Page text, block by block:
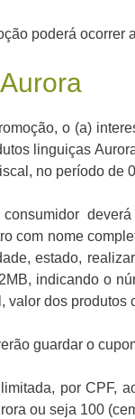
poderá ocorrer
o (a)
linguiças
no período de
com nome
estado,
indicando o
valor dos produtos
guardar o
por CPF,
ou seja 100